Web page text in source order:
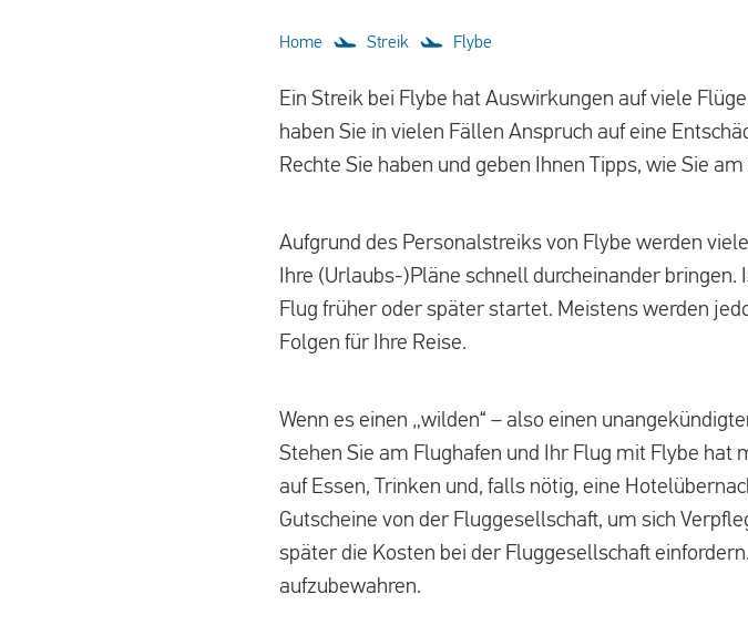
Home Streik Flybe
Ein Streik bei Flybe hat Auswirkungen auf viele
haben Sie in vielen Fällen Anspruch auf eine
Rechte Sie haben und geben Ihnen Tipps, wie Sie
Aufgrund des Personalstreiks von Flybe werden
Ihre (Urlaubs-)Pläne schnell durcheinander
Flug früher oder später startet. Meistens werden
Folgen für Ihre Reise.
Wenn es einen „wilden“ – also einen
Stehen Sie am Flughafen und Ihr Flug mit Flybe hat
auf Essen, Trinken und, falls nötig, eine
Gutscheine von der Fluggesellschaft, um sich
später die Kosten bei der Fluggesellschaft
aufzubewahren.